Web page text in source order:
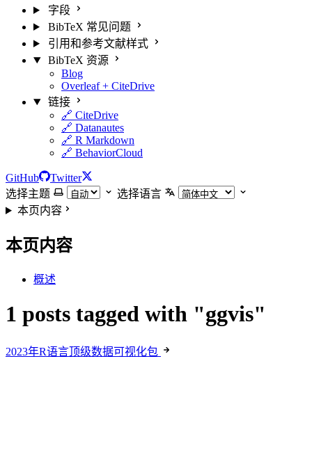
字段
BibTeX 常见问题
引用和参考文献样式
BibTeX 资源
Blog
Overleaf + CiteDrive
链接
🔗 CiteDrive
🔗 Datanautes
🔗 R Markdown
🔗 BehaviorCloud
GitHub
Twitter
选择主题
选择语言
本页内容
本页内容
概述
1 posts tagged with "ggvis"
2023年R语言顶级数据可视化包